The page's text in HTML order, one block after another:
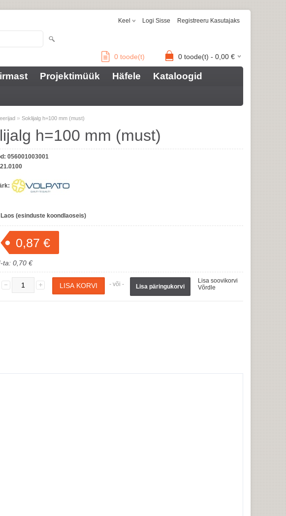
Keel Logi Sisse Registreeru Kasutajaks
0 toode(t) 0 toode(t) - 0,00 €
Projektimüük Häfele
Kataloogid
» Soklijalg h=100 mm (must)
h=100 mm (must)
056001003001
Laos (esinduste koondlaoseis)
0,87 €
ta: 0,70 €
- või - Lisa päringukorvi
Lisa soovikorvi
Võrdle